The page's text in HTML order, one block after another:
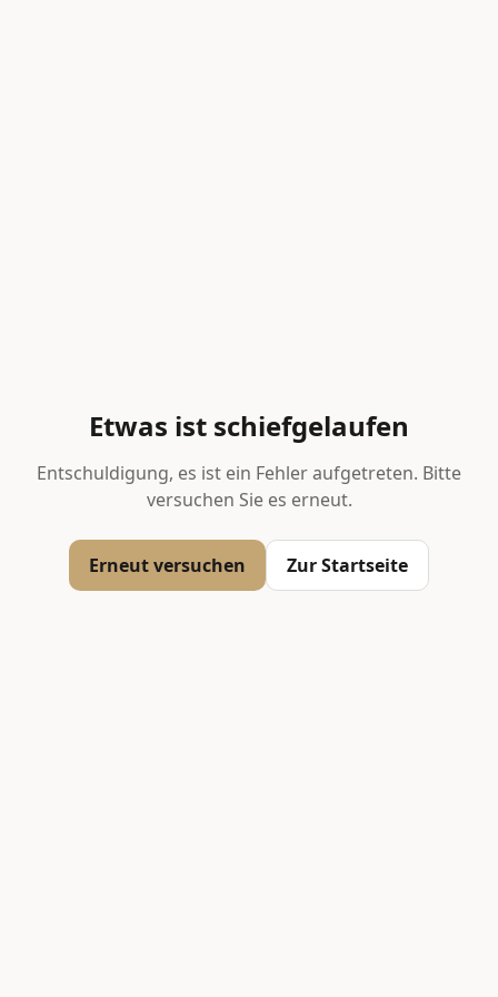
Etwas ist schiefgelaufen
Entschuldigung, es ist ein Fehler aufgetreten. Bitte
versuchen Sie es erneut.
Erneut versuchen Zur Startseite